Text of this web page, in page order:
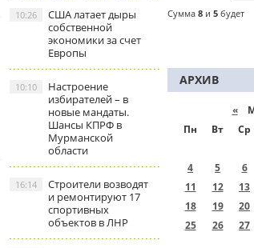
США латает дыры
собственной
экономики за счет
Европы
10:26
Настроение
избирателей – в
новые мандаты.
Шансы КПРФ в
Мурманской
области
10:10
Строители возводят
и ремонтируют 17
спортивных
объектов в ЛНР
16:14
Сумма 8 и 5 будет
АРХИВ
«
Пн
Вт Ср
4
5 6
11
12 13
18
19 20
25
26 27